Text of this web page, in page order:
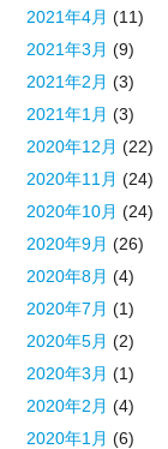
2021年4月 (11)
2021年3月 (9)
2021年2月 (3)
2021年1月 (3)
2020年12月 (22)
2020年11月 (24)
2020年10月 (24)
2020年9月 (26)
2020年8月 (4)
2020年7月 (1)
2020年5月 (2)
2020年3月 (1)
2020年2月 (4)
2020年1月 (6)